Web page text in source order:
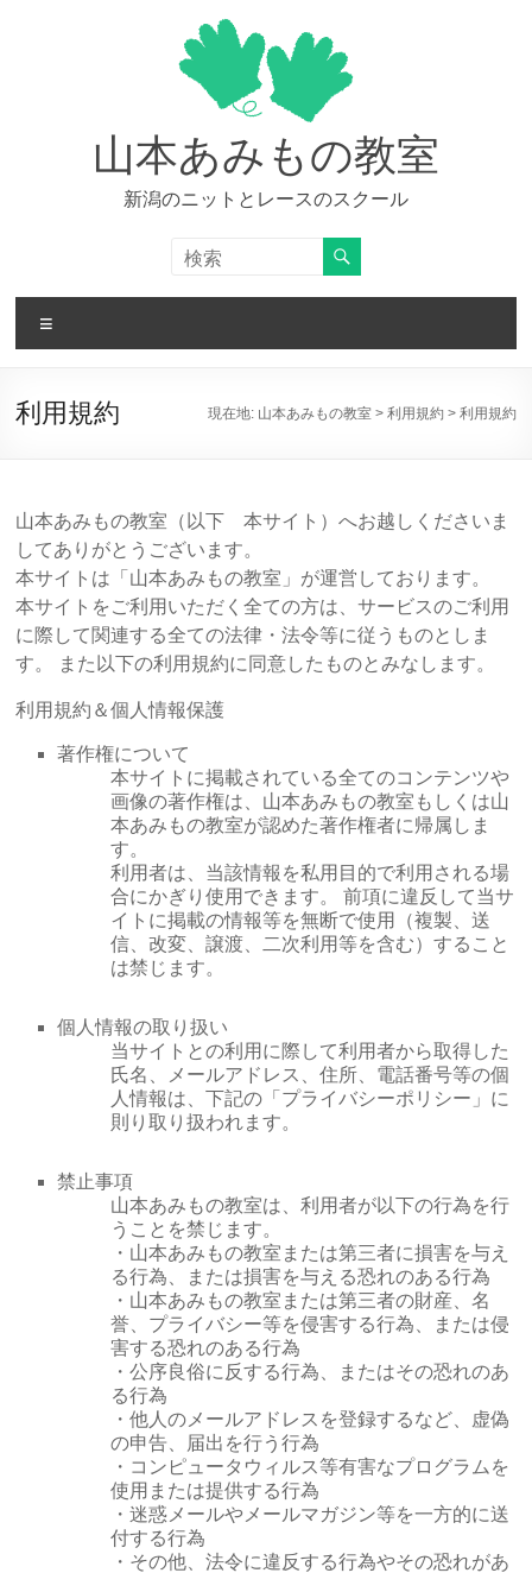
山本あみもの教室
新潟のニットとレースのスクール
ニ
ー
利用規約 現在地: 山本あみもの教室> 利用規約 > 利用規約
山本あみもの教室（以下 本サイト）へお越しくださいま
してありがとうございます。
本サイトは「山本あみもの教室」が運営しております。
本サイトをご利用いただく全ての方は、サービスのご利用
に際して関連する全ての法律・法令等に従うものとしま
す。 また以下の利用規約に同意したものとみなします。
利用規約＆個人情報保護
著作権について
本サイトに掲載されている全てのコンテンツや
画像の著作権は、山本あみもの教室もしくは山
本あみもの教室が認めた著作権者に帰属しま
す。
利用者は、当該情報を私用目的で利用される場
合にかぎり使用できます。 前項に違反して当サ
イトに掲載の情報等を無断で使用（複製、送
信、改変、譲渡、二次利用等を含む）すること
は禁じます。
個人情報の取り扱い
当サイトとの利用に際して利用者から取得した
氏名、メールアドレス、住所、電話番号等の個
人情報は、下記の「プライバシーポリシー」に
則り取り扱われます。
禁止事項
山本あみもの教室は、利用者が以下の行為を行
うことを禁じます。
・山本あみもの教室または第三者に損害を与え
る行為、または損害を与える恐れのある行為
・山本あみもの教室または第三者の財産、名
誉、プライバシー等を侵害する行為、または侵
害する恐れのある行為
・公序良俗に反する行為、またはその恐れのあ
る行為
・他人のメールアドレスを登録するなど、虚偽
の申告、届出を行う行為
・コンピュータウィルス等有害なプログラムを
使用または提供する行為
・迷惑メールやメールマガジン等を一方的に送
付する行為
・その他、法令に違反する行為やその恐れがあ